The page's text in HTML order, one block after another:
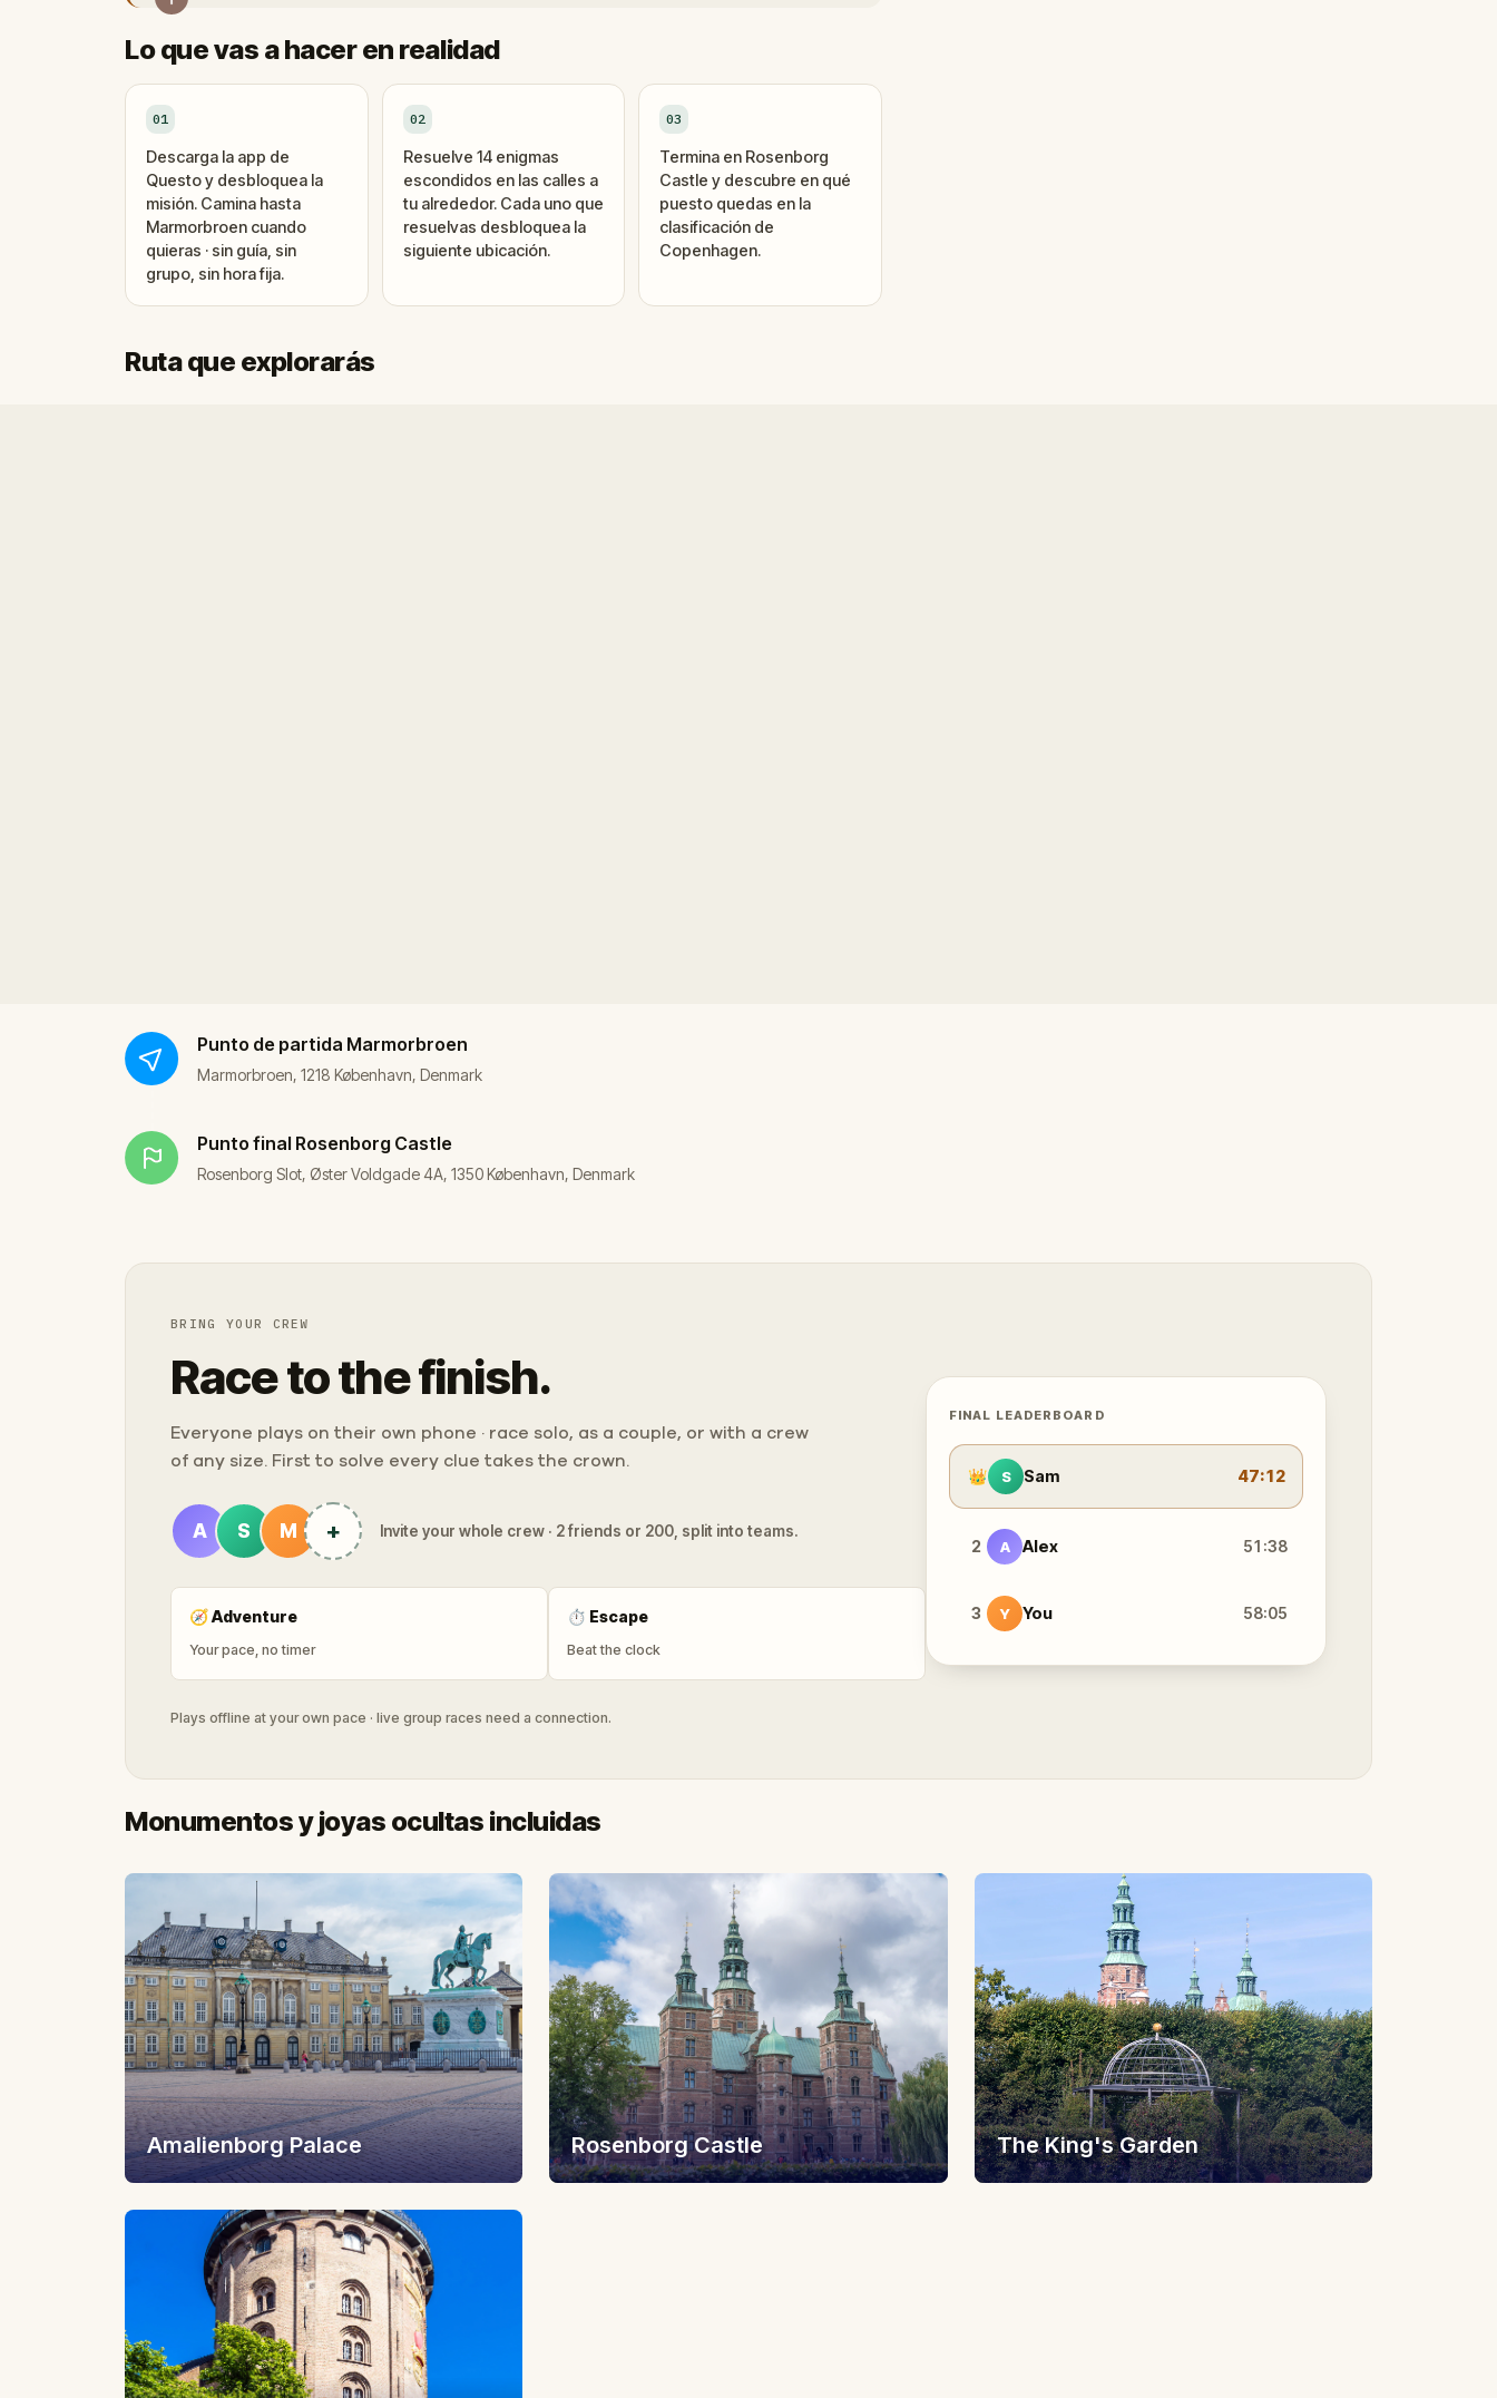
Lo que vas a hacer en realidad
01
Descarga la app de
Questo y desbloquea la
misión. Camina hasta
Marmorbroen cuando
quieras · sin guía, sin
grupo, sin hora fija.
02
Resuelve 14 enigmas
escondidos en las calles a
tu alrededor. Cada uno que
resuelvas desbloquea la
siguiente ubicación.
03
Termina en Rosenborg
Castle y descubre en qué
puesto quedas en la
clasificación de
Copenhagen.
Ruta que explorarás
Punto de partida Marmorbroen
Marmorbroen, 1218 København, Denmark
Punto final Rosenborg Castle
Rosenborg Slot, Øster Voldgade 4A, 1350 København, Denmark
BRING YOUR CREW
Race to the finish.
Everyone plays on their own phone · race solo, as a couple, or with a crew
of any size. First to solve every clue takes the crown.
A S M + Invite your whole crew · 2 friends or 200, split into teams.
🧭Adventure
Your pace, no timer
⏱ Escape
Beat the clock
Plays offline at your own pace · live group races need a connection.
FINAL LEADERBOARD
👑 S Sam 47:12
2 A Alex 51:38
3 Y You 58:05
Monumentos y joyas ocultas incluidas
Amalienborg Palace Rosenborg Castle The King's Garden